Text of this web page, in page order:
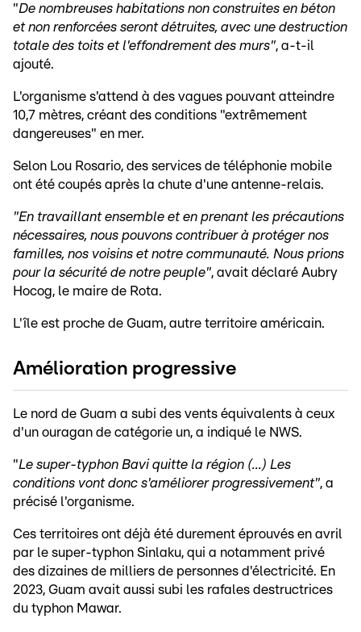
"De nombreuses habitations non construites en béton
et non renforcées seront détruites, avec une destruction
totale des toits et l'effondrement des murs", a-t-il
ajouté.
L'organisme s'attend à des vagues pouvant atteindre
10,7 mètres, créant des conditions "extrêmement
dangereuses" en mer.
Selon Lou Rosario, des services de téléphonie mobile
ont été coupés après la chute d'une antenne-relais.
"En travaillant ensemble et en prenant les précautions
nécessaires, nous pouvons contribuer à protéger nos
familles, nos voisins et notre communauté. Nous prions
pour la sécurité de notre peuple", avait déclaré Aubry
Hocog, le maire de Rota.
L'île est proche de Guam, autre territoire américain.
Amélioration progressive
Le nord de Guam a subi des vents équivalents à ceux
d'un ouragan de catégorie un, a indiqué le NWS.
"Le super-typhon Bavi quitte la région (...) Les
conditions vont donc s'améliorer progressivement", a
précisé l'organisme.
Ces territoires ont déjà été durement éprouvés en avril
par le super-typhon Sinlaku, qui a notamment privé
des dizaines de milliers de personnes d'électricité. En
2023, Guam avait aussi subi les rafales destructrices
du typhon Mawar.